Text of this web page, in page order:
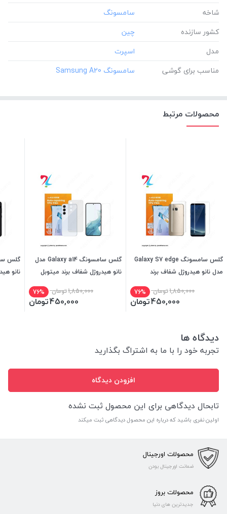
شاخه
کشور سازنده
مدل
مناسب برای گوشی
محصولات مرتبط
گلس سامسونگ Galaxy S7 edge
مدل نانو هیدروژل شفاف برند
1,850,000تومان 76%
450,000تومان
گلس سامسونگ Galaxy a14 مدل
نانو هیدروژل شفاف برند میتوبل
1,850,000تومان 76%
450,000تومان
نانو
دیدگاه ها
تجربه خود را با ما به اشتراگ بگذارید
افزودن دیدگاه
تابحال دیدگاهی برای این محصول ثبت نشده
اولین نفری باشید که درباره این محصول دیدگاهی ثبت میکند
محصولات اورجینال
ضمانت اورجینال بودن
محصولات بروز
جدیدترین های دنیا